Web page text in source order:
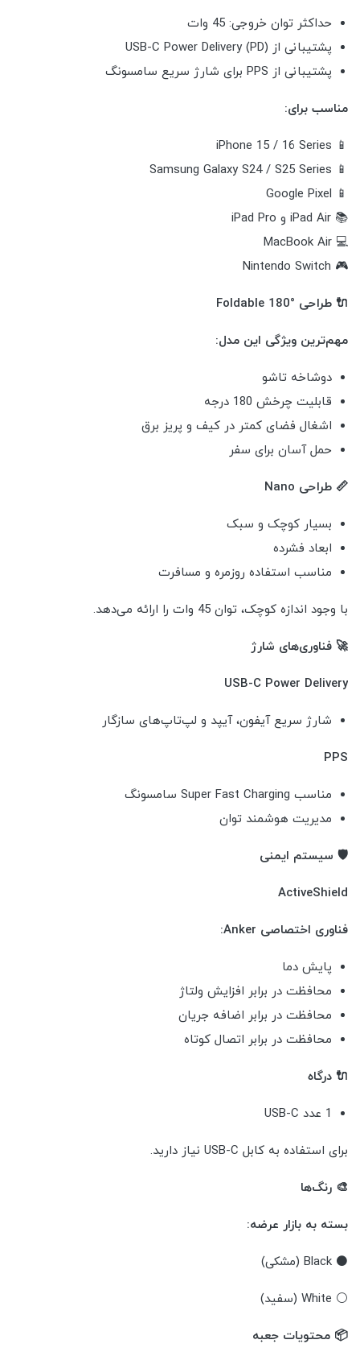
حداکثر توان خروجی: 45 وات
پشتیبانی از USB-C Power Delivery (PD)
پشتیبانی از PPS برای شارژ سریع سامسونگ
مناسب برای:
📱 iPhone 15 / 16 Series
📱 Samsung Galaxy S24 / S25 Series
📱 Google Pixel
📚 iPad Air و iPad Pro
💻 MacBook Air
🎮 Nintendo Switch
🔌 طراحی Foldable 180°
مهم‌ترین ویژگی این مدل:
دوشاخه تاشو
قابلیت چرخش 180 درجه
اشغال فضای کمتر در کیف و پریز برق
حمل آسان برای سفر
📏 طراحی Nano
بسیار کوچک و سبک
ابعاد فشرده
مناسب استفاده روزمره و مسافرت
با وجود اندازه کوچک، توان 45 وات را ارائه می‌دهد.
🚀 فناوری‌های شارژ
USB-C Power Delivery
شارژ سریع آیفون، آیپد و لپ‌تاپ‌های سازگار
PPS
مناسب Super Fast Charging سامسونگ
مدیریت هوشمند توان
🛡️ سیستم ایمنی
ActiveShield
فناوری اختصاصی Anker:
پایش دما
محافظت در برابر افزایش ولتاژ
محافظت در برابر اضافه جریان
محافظت در برابر اتصال کوتاه
🔌 درگاه
1 عدد USB-C
برای استفاده به کابل USB-C نیاز دارید.
🎨 رنگ‌ها
بسته به بازار عرضه:
⚫ Black (مشکی)
⚪ White (سفید)
📦 محتویات جعبه